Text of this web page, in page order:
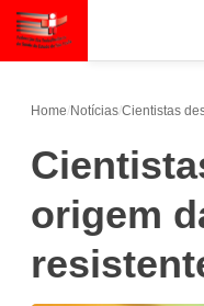
Home/Notícias/
origem